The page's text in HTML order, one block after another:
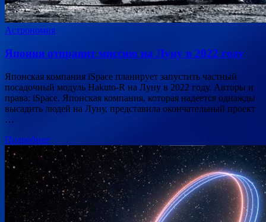
Астрономия
Япония отправит миссию на Луну в 2022 году
Японская компания iSpace планирует запустить частный
посадочный модуль Hakuto-R на Луну в 2022 году. Авторы и
права: iSpace. Японская компания, которая надеется однажды
высадить людей на Луну, представила окончательный проект
…
Подробнее